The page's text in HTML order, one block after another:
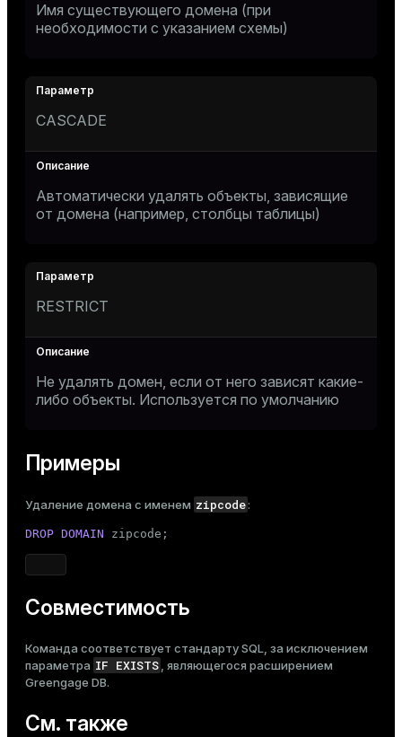
Имя существующего домена (при
необходимости с указанием схемы)
CASCADE
Автоматически удалять объекты, зависящие
от домена (например, столбцы таблицы)
RESTRICT
Не удалять домен, если от него зависят какие-
либо объекты. Используется по умолчанию
Примеры
Удаление домена с именем zipcode:
DROP DOMAIN zipcode;
Совместимость
Команда соответствует стандарту SQL, за исключением
параметра IF EXISTS , являющегося расширением
Greengage DB.
См. также